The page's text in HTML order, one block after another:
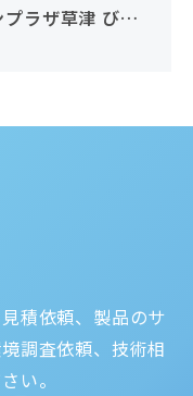
ラザ草津 びわ
積依頼、製品のサ
調査依頼、技術相
い。